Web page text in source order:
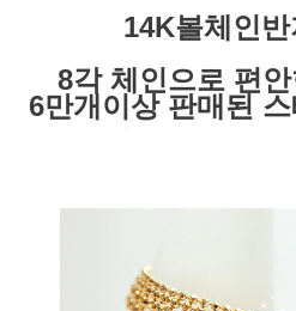
14K볼체인
8각 체인으로 편
6만개이상 판매된